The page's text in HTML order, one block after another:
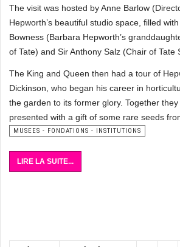
The visit was hosted by Anne Barlow
Hepworth’s beautiful studio space, filled
Bowness (Barbara Hepworth’s
of Tate) and Sir Anthony Salz (Chair of Tate
The King and Queen then had a tour of
Dickinson, who began his career in
the garden to its former glory. Together
presented with a gift of some rare seeds
MUSEES - FONDATIONS - INSTITUTIONS
LIRE LA SUITE...